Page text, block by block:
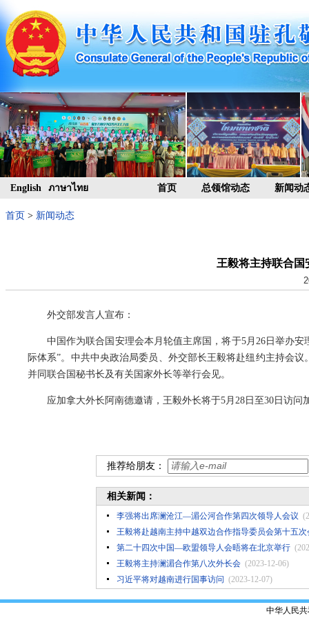
English ภาษาไทย 首页 总领馆动态 新闻动
首页 > 新闻动态
王毅将主持联合
外交部发言人宣布：
中国作为联合国安理会本月轮值主席国，将于5月26日举办
际体系”。中共中央政治局委员、外交部长王毅将赴纽约主持会
并同联合国秘书长及有关国家外长等举行会见。
应加拿大外长阿南德邀请，王毅外长将于5月28日至30日访问
推荐给朋友：
相关新闻：
李强将出席澜沧江—湄公河合作第四次领导人会议
王毅将赴越南主持中越双边合作指导委员会第十五次
第二十四次中国—欧盟领导人会晤将在北京举行
王毅将主持澜湄合作第八次外长会 (2023-12-06)
习近平将对越南进行国事访问 (2023-12-07)
中华人民